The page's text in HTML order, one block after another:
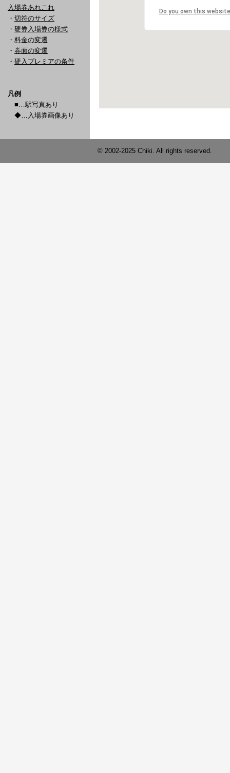
入場券あれこれ
・ 切符のサイズ
・ 硬券入場券の様式
・ 料金の変遷
・ 券面の変遷
・ 硬入プレミアの条件
凡例
■…駅写真あり
◆…入場券画像あり
© 2002-2025 Chiki. All rights reserved.